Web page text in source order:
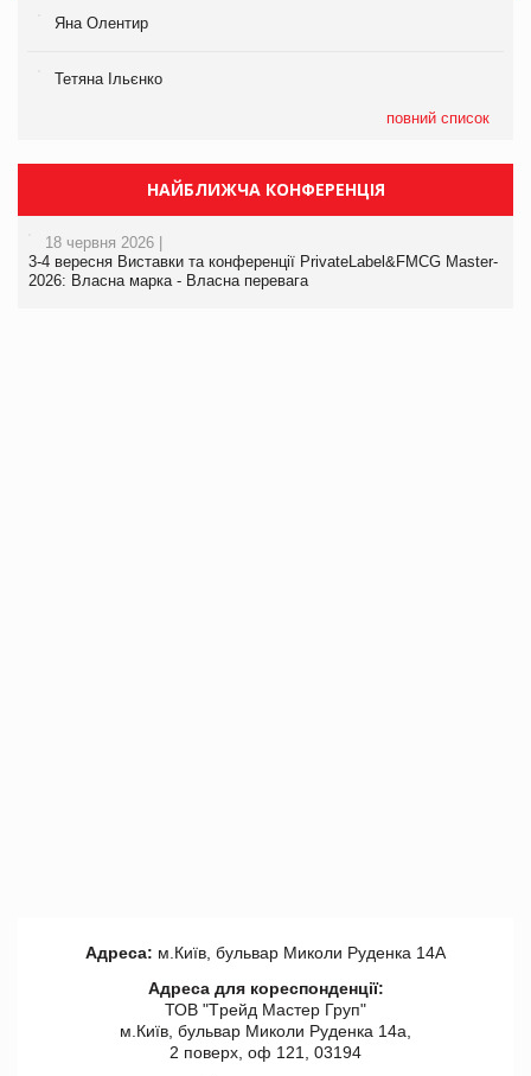
Яна Олентир
Тетяна Ільєнко
повний список
НАЙБЛИЖЧА КОНФЕРЕНЦІЯ
18 червня 2026 |
3-4 вересня Виставки та конференції PrivateLabel&FMCG Master-
2026: Власна марка - Власна перевага
Адреса: м.Київ, бульвар Миколи Руденка 14А
Адреса для кореспонденції:
ТОВ "Tрейд Мастер Груп"
м.Київ, бульвар Миколи Руденка 14а,
2 поверх, оф 121, 03194